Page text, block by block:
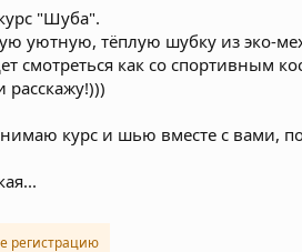
"Шуба".
уютную, тёплую шубку из эко-
смотреться как со спортивным
расскажу!)))
курс и шью вместе с вами,
регистрацию